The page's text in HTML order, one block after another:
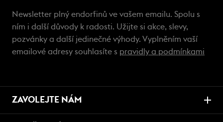
Newsletter plný endorfinů ve vašem emailu. Spolu s
ním i další důvody k radosti. Užijte si akce, slevy,
pozvánky a další jedinečné výhody. Vyplněním vaší
emailové adresy souhlasíte s pravidly a podmínkami
ZAVOLEJTE NÁM